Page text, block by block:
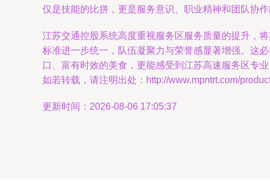
仅是技能的比拼，更是服务意识、职业精神和团队协
江苏交通控股系统高度重视服务区服务质量的提升，
标准进一步统一，队伍凝聚力与荣誉感显著增强。这
口、富有时效的美食，更能感受到江苏高速服务区专
如若转载，请注明出处：http://www.mpntrt.com/
更新时间：2026-08-06 17:05:37